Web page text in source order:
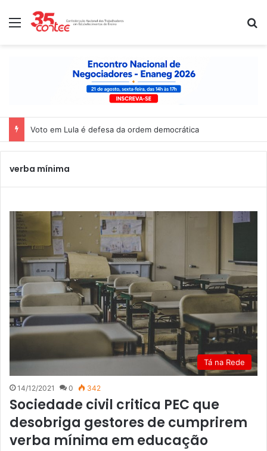
Menu
Voto em Lula é defesa da ordem democrática
verba mínima
Tá na Rede
14/12/2021 0 342
Sociedade civil critica PEC que
desobriga gestores de cumprirem
verba mínima em educação